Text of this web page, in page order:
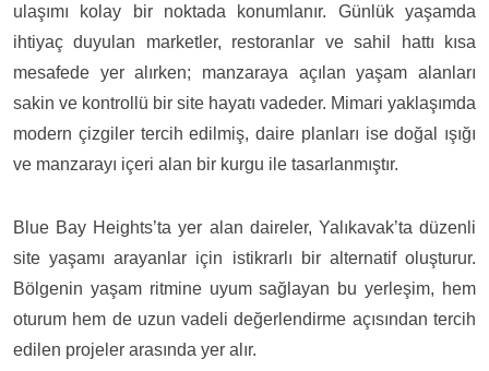
ulaşımı kolay bir noktada konumlanır. Günlük yaşamda
ihtiyaç duyulan marketler, restoranlar ve sahil hattı kısa
mesafede yer alırken; manzaraya açılan yaşam alanları
sakin ve kontrollü bir site hayatı vadeder. Mimari yaklaşımda
modern çizgiler tercih edilmiş, daire planları ise doğal ışığı
ve manzarayı içeri alan bir kurgu ile tasarlanmıştır.
Blue Bay Heights’ta yer alan daireler, Yalıkavak’ta düzenli
site yaşamı arayanlar için istikrarlı bir alternatif oluşturur.
Bölgenin yaşam ritmine uyum sağlayan bu yerleşim, hem
oturum hem de uzun vadeli değerlendirme açısından tercih
edilen projeler arasında yer alır.